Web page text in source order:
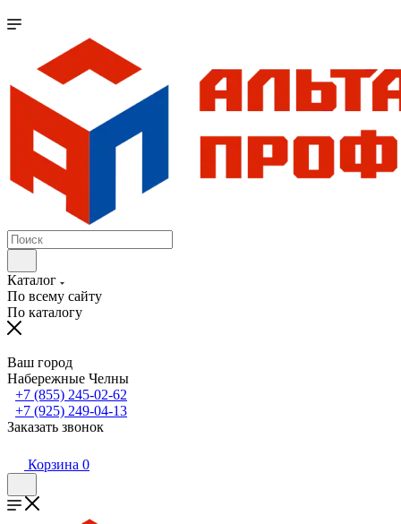
Каталог
По всему сайту
По каталогу
Ваш город
Набережные Челны
+7 (855) 245-02-62
+7 (925) 249-04-13
Заказать звонок
Корзина 0